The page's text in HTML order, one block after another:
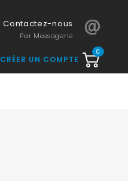
Contactez-nous
Par Messagerie
0
CRÉER UN COMPTE